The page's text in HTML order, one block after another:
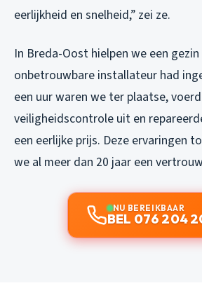
eerlijkheid en snelheid,” zei ze.
In Breda-Oost hielpen we een
onbetrouwbare installateur had
een uur waren we ter plaatse,
veiligheidscontrole uit en
een eerlijke prijs. Deze ervaringen
we al meer dan 20 jaar een
NU BEREIKBAAR
BEL 076 204